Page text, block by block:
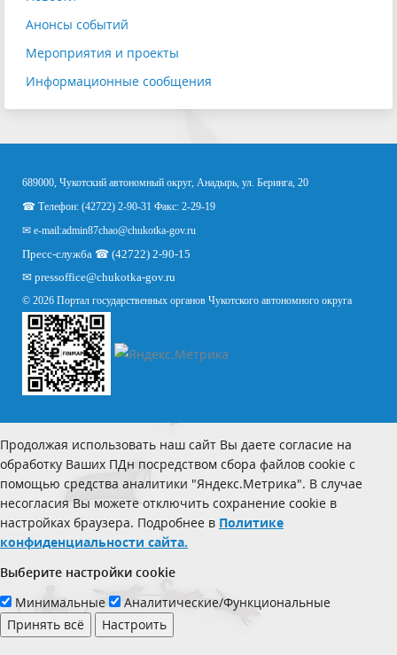
Анонсы событий
Мероприятия и проекты
Информационные сообщения
689000, Чукотский автономный округ, Анадырь, ул. Беринга, 20
☎ Телефон: (42722) 2-90-31 Факс: 2-29-19
✉ e-mail:admin87chao@chukotka-gov.ru
Пресс-служба ☎ (42722) 2-90-15
✉ pressoffice@chukotka-gov.ru
© 2026 Портал государственных органов Чукотского автономного округа
Продолжая использовать наш сайт Вы даете согласие на
обработку Ваших ПДн посредством сбора файлов cookie с
помощью средства аналитики "Яндекс.Метрика". В случае
несогласия Вы можете отключить сохранение cookie в
настройках браузера. Подробнее в Политике
конфиденциальности сайта.
Выберите настройки cookie
Минимальные
Аналитические/Функциональные
Принять всё
Настроить